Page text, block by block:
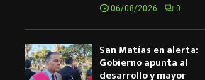
06/08/2026 0
San Matías en alerta:
Gobierno apunta al
desarrollo y mayor